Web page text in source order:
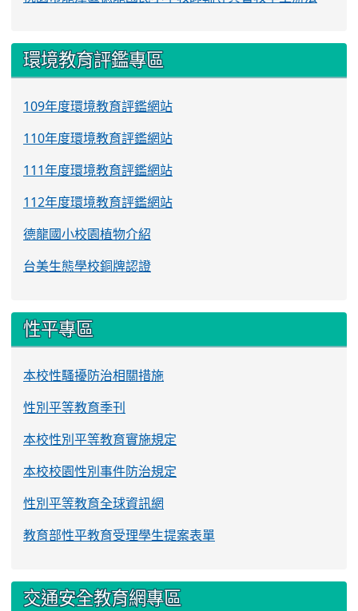
環境教育評鑑專區
109年度環境教育評鑑網站
110年度環境教育評鑑網站
111年度環境教育評鑑網站
112年度環境教育評鑑網站
德龍國小校園植物介紹
台美生態學校銅牌認證
性平專區
本校性騷擾防治相關措施
性別平等教育季刊
本校性別平等教育實施規定
本校校園性別事件防治規定
性別平等教育全球資訊網
教育部性平教育受理學生提案表單
交通安全教育網專區